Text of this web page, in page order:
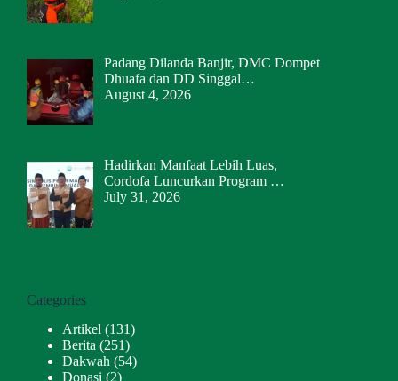
Padang Dilanda Banjir, DMC Dompet
Dhuafa dan DD Singgal…
August 4, 2026
Hadirkan Manfaat Lebih Luas,
Cordofa Luncurkan Program …
July 31, 2026
Categories
Artikel (131)
Berita (251)
Dakwah (54)
Donasi (2)